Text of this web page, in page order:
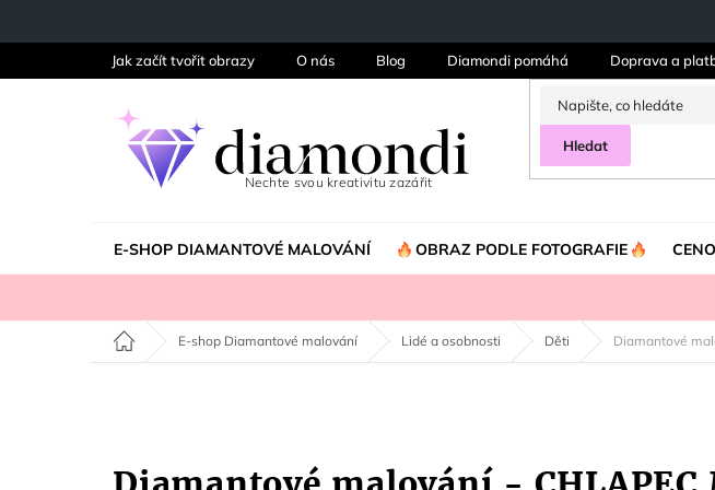
Jak začít tvořit obrazy O nás Blog Diamondi pomáhá Doprava a
Hledat
E-SHOP DIAMANTOVÉ MALOVÁNÍ OBRAZ PODLE FOTOGRAFIE
Domů E-shop Diamantové malování Lidé a osobnosti Děti Diamantové